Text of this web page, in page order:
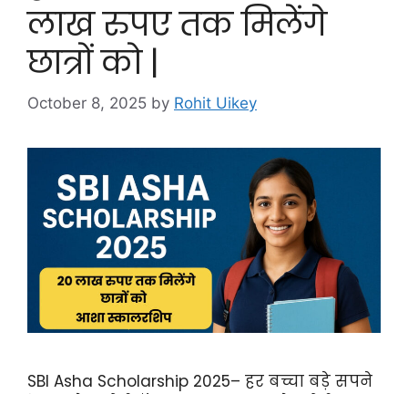
लाख रुपए तक मिलेंगे
छात्रों को |
October 8, 2025 by Rohit Uikey
SBI Asha Scholarship 2025– हर बच्चा बड़े सपने